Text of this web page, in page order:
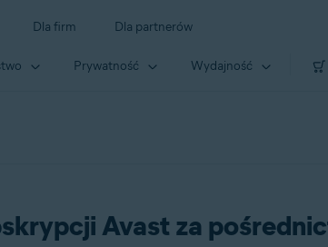
Dla firm Dla partnerów
Prywatność Wydajność
Avast za